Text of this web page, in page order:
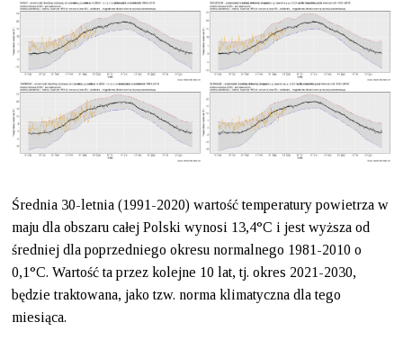
Średnia 30-letnia (1991-2020) wartość temperatury powietrza w
maju dla obszaru całej Polski wynosi 13,4°C i jest wyższa od
średniej dla poprzedniego okresu normalnego 1981-2010 o
0,1°C. Wartość ta przez kolejne 10 lat, tj. okres 2021-2030,
będzie traktowana, jako tzw. norma klimatyczna dla tego
miesiąca.